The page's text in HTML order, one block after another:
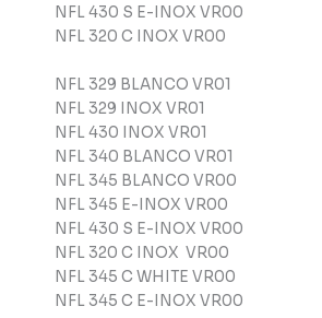
NFL 430 S E-INOX VR00
NFL 320 C INOX VR00
NFL 329 BLANCO VR01
NFL 329 INOX VR01
NFL 430 INOX VR01
NFL 340 BLANCO VR01
NFL 345 BLANCO VR00
NFL 345 E-INOX VR00
NFL 430 S E-INOX VR00
NFL 320 C INOX VR00
NFL 345 C WHITE VR00
NFL 345 C E-INOX VR00